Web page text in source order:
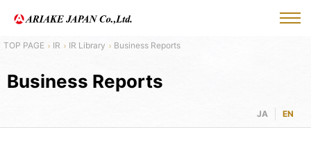
IR IR Library Business Reports
Business Reports
JA EN